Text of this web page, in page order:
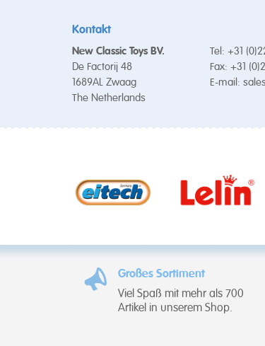
Kontakt
New Classic Toys BV.
De Factorij 48
1689AL Zwaag
The Netherlands
Tel: +31
Fax: +31
E-mail:
Großes Sortiment
Viel Spaß mit mehr als 700
Artikel in unserem Shop.